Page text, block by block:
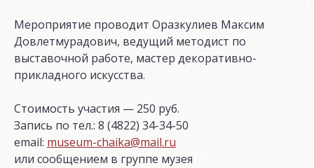
Мероприятие проводит Оразкулиев Максим
Довлетмурадович, ведущий методист по
выставочной работе, мастер декоративно-
прикладного искусства.
Стоимость участия — 250 руб.
Запись по тел.: 8 (4822) 34-34-50
email: museum-chaika@mail.ru
или сообщением в группе музея